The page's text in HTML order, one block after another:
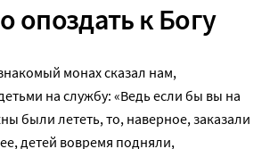
опоздать к Богу
монах сказал нам,
на службу: «Ведь если бы вы на
были лететь, то, наверное, заказали
детей вовремя подняли,